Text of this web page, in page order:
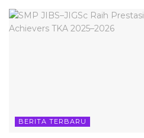
BERITA TERBARU